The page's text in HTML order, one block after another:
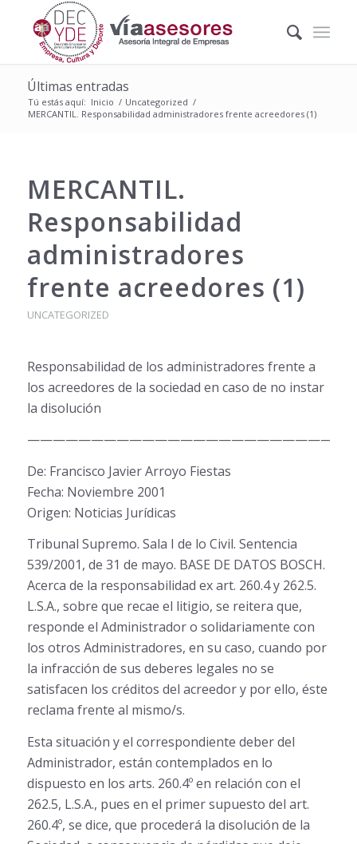
Últimas entradas
Tú estás aquí: Inicio / Uncategorized /
MERCANTIL. Responsabilidad administradores frente acreedores (1)
MERCANTIL.
Responsabilidad
administradores
frente acreedores (1)
UNCATEGORIZED
Responsabilidad de los administradores frente a
los acreedores de la sociedad en caso de no instar
la disolución
De: Francisco Javier Arroyo Fiestas
Fecha: Noviembre 2001
Origen: Noticias Jurídicas
Tribunal Supremo. Sala I de lo Civil. Sentencia
539/2001, de 31 de mayo. BASE DE DATOS BOSCH.
Acerca de la responsabilidad ex art. 260.4 y 262.5.
L.S.A., sobre que recae el litigio, se reitera que,
responde el Administrador o solidariamente con
los otros Administradores, en su caso, cuando por
la infracción de sus deberes legales no se
satisfacen los créditos del acreedor y por ello, éste
reclama frente al mismo/s.
Esta situación y el correspondiente deber del
Administrador, están contemplados en lo
dispuesto en los arts. 260.4º en relación con el
262.5, L.S.A., pues en el primer supuesto del art.
260.4º, se dice, que procederá la disolución de la